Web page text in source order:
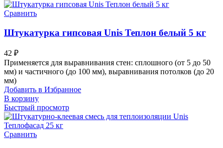
Сравнить
Штукатурка гипсовая Unis Теплон белый 5 кг
42 ₽
Применяется для выравнивания стен: сплошного (от 5 до 50
мм) и частичного (до 100 мм), выравнивания потолков (до 20
мм)
Добавить в Избранное
В корзину
Быстрый просмотр
Сравнить